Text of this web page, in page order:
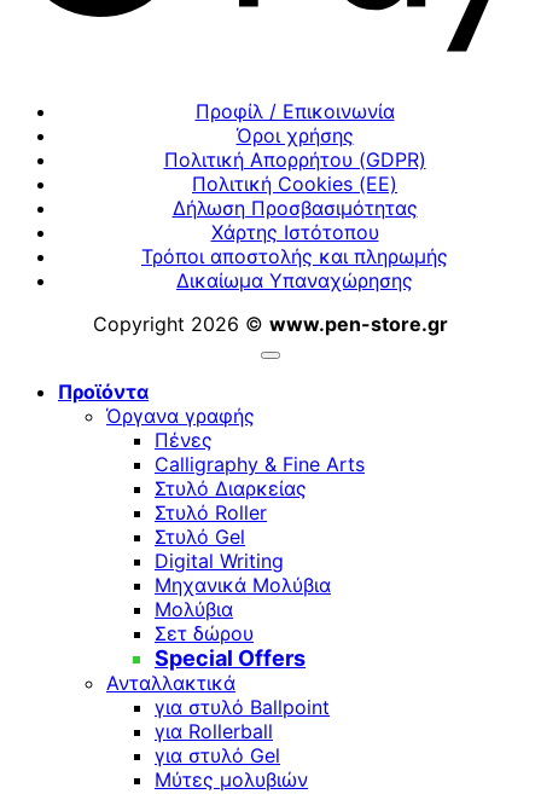
Προφίλ / Επικοινωνία
Όροι χρήσης
Πολιτική Απορρήτου (GDPR)
Πολιτική Cookies (ΕΕ)
Δήλωση Προσβασιμότητας
Χάρτης Ιστότοπου
Τρόποι αποστολής και πληρωμής
Δικαίωμα Υπαναχώρησης
Copyright 2026 © www.pen-store.gr
Προϊόντα
Όργανα γραφής
Πένες
Calligraphy & Fine Arts
Στυλό Διαρκείας
Στυλό Roller
Στυλό Gel
Digital Writing
Μηχανικά Μολύβια
Μολύβια
Σετ δώρου
Special Offers
Ανταλλακτικά
για στυλό Ballpoint
για Rollerball
για στυλό Gel
Μύτες μολυβιών